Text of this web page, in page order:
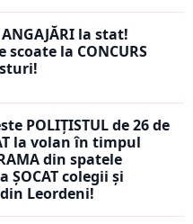
la stat!
la CONCURS
POLIȚISTUL de 26 de
la volan în timpul
din spatele
ȘOCAT colegii și
Leordeni!